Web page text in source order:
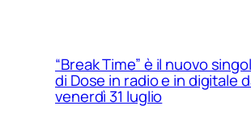
“Break Time” è il nuovo
di Dose in radio e in digitale
venerdì 31 luglio